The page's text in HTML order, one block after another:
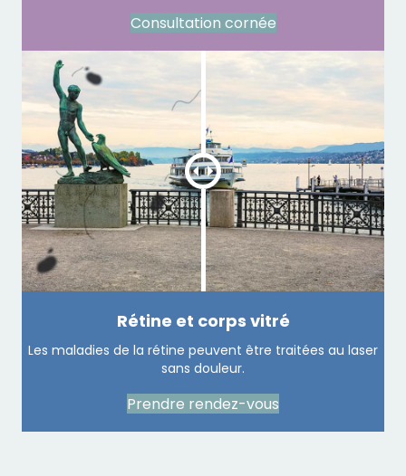
Consultation cornée
Rétine et corps vitré
Les maladies de la rétine peuvent être traitées au laser
sans douleur.
Prendre rendez-vous